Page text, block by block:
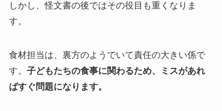
しかし、怪文書の後ではその役目も重くなりま
す。
食材担当は、裏方のようでいて責任の大きい係で
す。 子どもたちの食事に関わるため、ミスがあれ
ばすぐ問題になります。